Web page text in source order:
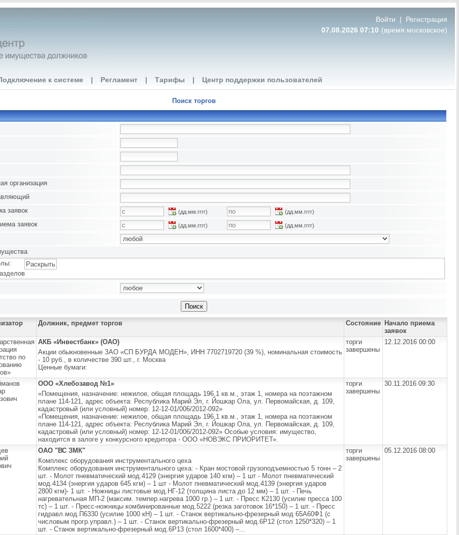
Войти |
Регистрация
07.08.2026 07:10 (время московское)
к системе | Регламент | Тарифы | Центр поддержки пользователей
Поиск торгов
организация
заявок
(дд.мм.гггг) (дд.мм.гггг)
заявок (дд.мм.гггг) (дд.мм.гггг)
Раскрыть
Должник, предмет торгов Состояние Начало приема
заявок
по
АКБ «Инвестбанк» (ОАО)
Акции обыкновенные ЗАО «СП БУРДА МОДЕН», ИНН 7702719720 (39 %), номинальная стоимость
- 10 руб., в количестве 390 шт., г. Москва
Ценные бумаги:
торги
завершены
12.12.2016 00:00
ООО «Хлебозавод №1»
«Помещения, назначение: нежилое, общая площадь 196,1 кв.м., этаж 1, номера на поэтажном
плане 114-121, адрес объекта: Республика Марий Эл, г. Йошкар Ола, ул. Первомайская, д. 109,
кадастровый (или условный) номер: 12-12-01/006/2012-092»
«Помещения, назначение: нежилое, общая площадь 196,1 кв.м., этаж 1, номера на поэтажном
плане 114-121, адрес объекта: Республика Марий Эл, г. Йошкар Ола, ул. Первомайская, д. 109,
кадастровый (или условный) номер: 12-12-01/006/2012-092» Особые условия: имущество,
находится в залоге у конкурсного кредитора - ООО «НОВЭКС ПРИОРИТЕТ».
торги
завершены
30.11.2016 09:30
ОАО "ВС ЗМК"
Комплекс оборудования инструментального цеха
Комплекс оборудования инструментального цеха: - Кран мостовой грузоподъемностью 5 тонн – 2
шт. - Молот пневматический мод.4129 (энергия ударов 140 кгм) – 1 шт - Молот пневматический
мод.4134 (энергия ударов 645 кгм) – 1 шт - Молот пневматический мод.4139 (энергия ударов
2800 кгм)- 1 шт. - Ножницы листовые мод.НГ-12 (толщина листа до 12 мм) – 1 шт. - Печь
нагревательная МП-2 (максим. темпер.нагрева 1000 гр.) – 1 шт. - Пресс К2130 (усилие пресса 100
тс) – 1 шт. - Пресс-ножницы комбинированные мод.5222 (резка заготовок 16*150) – 1 шт. - Пресс
гидравл.мод.П6330 (усилие 1000 кН) – 1 шт. - Станок вертикально-фрезерный мод 65А60Ф1 (с
числовым прогр.управл.) – 1 шт. - Станок вертикально-фрезерный мод.6Р12 (стол 1250*320) – 1
шт. - Станок вертикально-фрезерный мод.6Р13 (стол 1600*400) –...
торги
завершены
05.12.2016 08:00